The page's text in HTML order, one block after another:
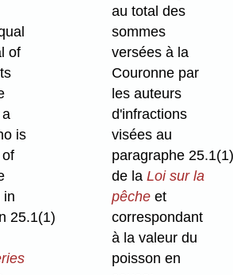
of
is
in
25.1(1)
au total des
sommes
versées à la
Couronne par
les auteurs
d'infractions
visées au
paragraphe
de laLoi sur la
pêche et
correspondant
à la valeur du
poisson en